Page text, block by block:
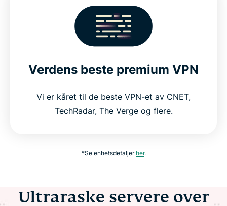
Verdens beste premium VPN
Vi er kåret til de beste VPN-et av CNET,
TechRadar, The Verge og flere.
*Se enhetsdetaljer her.
Ultraraske servere over